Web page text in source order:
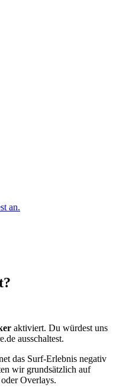
an.
aktiviert. Du würdest uns
ausschaltest.
das Surf-Erlebnis negativ
wir grundsätzlich auf
Overlays.